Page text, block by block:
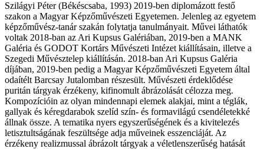
Szilágyi Péter(Békéscsaba, 1993) 2019-ben diplomázott festő
szakon a Magyar Képzőművészeti Egyetemen. Jelenleg az egyetem
képzőművész-tanár szakán folytatja tanulmányait. Művei láthatók
voltak 2018-ban az Ari Kupsus Galériában, 2019-ben a MANK
Galéria és GODOT Kortárs Művészeti Intézet kiállításain, illetve a
Szegedi Művésztelep kiállításán. 2018-ban Ari Kupsus Galéria
díjában, 2019-ben pedig a Magyar Képzőművészeti Egyetem által
odaítélt Barcsay Jutalomban részesült. Művészeti érdeklődése
puritán tárgyak érzékeny, kifinomult ábrázolását célozza meg.
Kompozícióin az olyan mindennapi elemek alakjai, mint a téglák,
gallyak és kéregdarabok szelíd szín- és formavilágú csendéletekké
állnak össze. A tematika nyers egyszerűségének és a kivitelezés
letisztultságának feszültsége adja műveinek esszenciáját. Az
érzékeny realizmussal ábrázolt tárgyak a véletlenszerűség hatását